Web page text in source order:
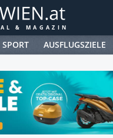
SPORT AUSFLUGSZIELE